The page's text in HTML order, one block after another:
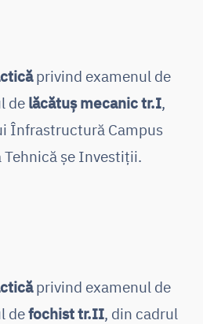
privind examenul de
de lăcătuș mecanic tr.I,
Înfrastructură Campus
șe Investiții.
privind examenul de
defochist tr.II, din cadrul